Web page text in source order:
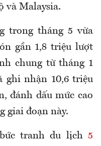
và Malaysia.
trong tháng 5 vừa
gần 1,8 triệu lượt
chung từ tháng 1
ghi nhận 10,6 triệu
đánh dấu mức cao
giai đoạn này.
tranh du lịch 5